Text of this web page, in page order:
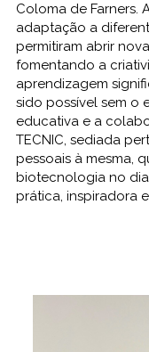
Coloma de Farners.
adaptação a
permitiram abrir
fomentando a
aprendizagem
sido possível sem o
educativa e a
TECNIC, sediada
pessoais à mesma,
biotecnologia no
prática, inspiradora